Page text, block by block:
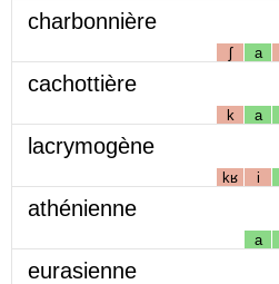
charbonnière
ʃ a
cachottière
k a
lacrymogène
kʁ i
athénienne
a
eurasienne